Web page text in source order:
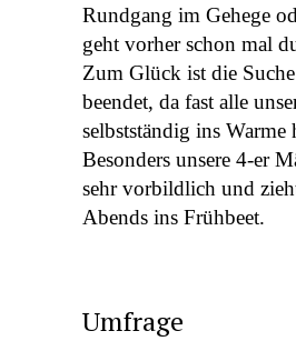
Rundgang im Gehege
geht vorher schon mal
Zum Glück ist die
beendet, da fast alle
selbstständig ins Warme
Besonders unsere 4-er
sehr vorbildlich und
Abends ins Frühbeet.
Umfrage